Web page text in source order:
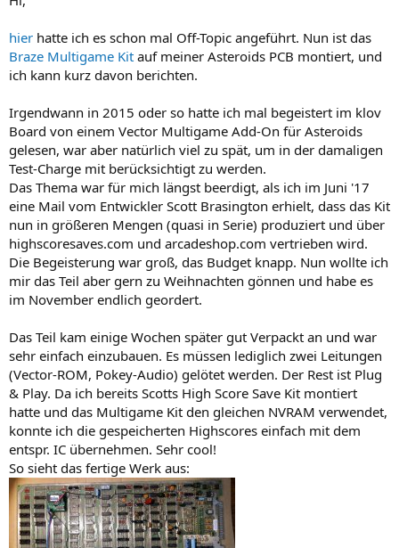
hier hatte ich es schon mal Off-Topic angeführt. Nun ist das
Braze Multigame Kit auf meiner Asteroids PCB montiert, und
ich kann kurz davon berichten.
Irgendwann in 2015 oder so hatte ich mal begeistert im klov
Board von einem Vector Multigame Add-On für Asteroids
gelesen, war aber natürlich viel zu spät, um in der damaligen
Test-Charge mit berücksichtigt zu werden.
Das Thema war für mich längst beerdigt, als ich im Juni '17
eine Mail vom Entwickler Scott Brasington erhielt, dass das Kit
nun in größeren Mengen (quasi in Serie) produziert und über
highscoresaves.com und arcadeshop.com vertrieben wird.
Die Begeisterung war groß, das Budget knapp. Nun wollte ich
mir das Teil aber gern zu Weihnachten gönnen und habe es
im November endlich geordert.
Das Teil kam einige Wochen später gut Verpackt an und war
sehr einfach einzubauen. Es müssen lediglich zwei Leitungen
(Vector-ROM, Pokey-Audio) gelötet werden. Der Rest ist Plug
& Play. Da ich bereits Scotts High Score Save Kit montiert
hatte und das Multigame Kit den gleichen NVRAM verwendet,
konnte ich die gespeicherten Highscores einfach mit dem
entspr. IC übernehmen. Sehr cool!
So sieht das fertige Werk aus: